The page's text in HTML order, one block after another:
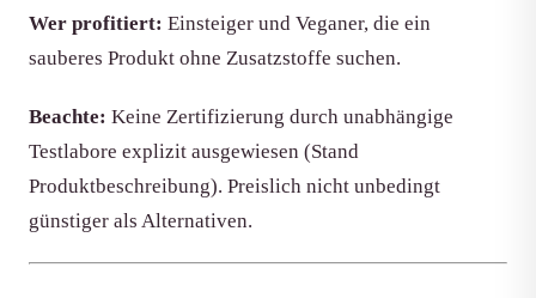
Wer profitiert: Einsteiger und Veganer, die ein
sauberes Produkt ohne Zusatzstoffe suchen.
Beachte: Keine Zertifizierung durch unabhängige
Testlabore explizit ausgewiesen (Stand
Produktbeschreibung). Preislich nicht unbedingt
günstiger als Alternativen.